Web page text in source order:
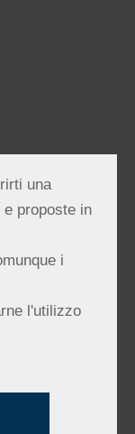
una
proposte in
i
l'utilizzo